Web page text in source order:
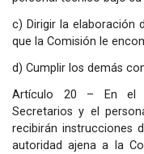
c) Dirigir la elaboración
que la Comisión le
d) Cumplir los demás
Artículo 20 – En el
Secretarios y el
recibirán instrucciones
autoridad ajena a la